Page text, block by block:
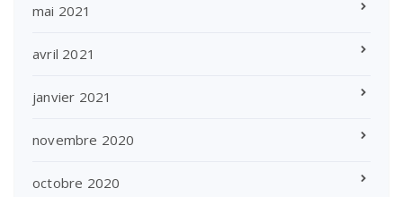
mai 2021
avril 2021
janvier 2021
novembre 2020
octobre 2020